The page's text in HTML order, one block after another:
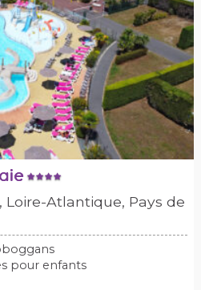
Loire-Atlantique, Pays de
pour enfants